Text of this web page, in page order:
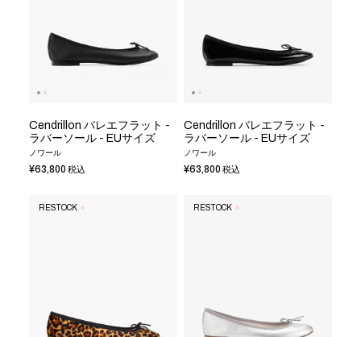
Cendrillon バレエフラット -
ラバーソール - EUサイズ
ノワール
¥63,800 税込
Cendrillon バレエフラット -
ラバーソール - EUサイズ
ノワール
¥63,800 税込
RESTOCK RESTOCK